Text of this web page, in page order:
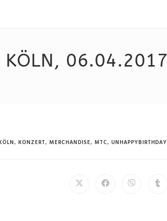
KÖLN, 06.04.2017
, KONZERT, MERCHANDISE, MTC, UNHAPPYBIRTHDAY